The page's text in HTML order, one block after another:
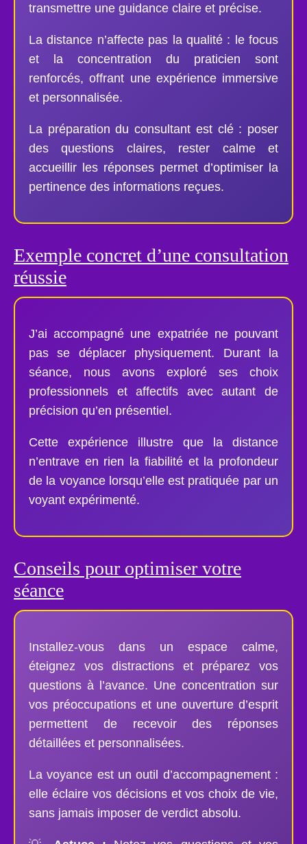
transmettre une guidance claire et précise.
La distance n’affecte pas la qualité : le focus
et la concentration du praticien sont
renforcés, offrant une expérience immersive
et personnalisée.
La préparation du consultant est clé : poser
des questions claires, rester calme et
accueillir les réponses permet d’optimiser la
pertinence des informations reçues.
Exemple concret d’une consultation
réussie
J’ai accompagné une expatriée ne pouvant
pas se déplacer physiquement. Durant la
séance, nous avons exploré ses choix
professionnels et affectifs avec autant de
précision qu’en présentiel.
Cette expérience illustre que la distance
n’entrave en rien la fiabilité et la profondeur
de la voyance lorsqu’elle est pratiquée par un
voyant expérimenté.
Conseils pour optimiser votre
séance
Installez-vous dans un espace calme,
éteignez vos distractions et préparez vos
questions à l’avance. Une concentration sur
vos préoccupations et une ouverture d’esprit
permettent de recevoir des réponses
détaillées et personnalisées.
La voyance est un outil d’accompagnement :
elle éclaire vos décisions et vos choix de vie,
sans jamais imposer de verdict absolu.